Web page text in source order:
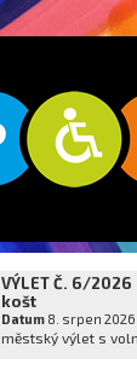
VÝLET Č. 6/
košt
Datum8. srpen 2026
městský výlet s